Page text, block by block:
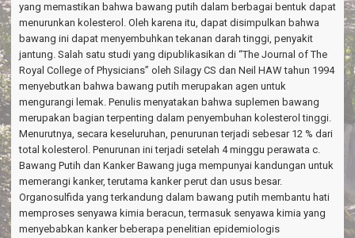
yang memastikan bahwa bawang putih dalam berbagai bentuk dapat
menurunkan kolesterol. Oleh karena itu, dapat disimpulkan bahwa
bawang ini dapat menyembuhkan tekanan darah tinggi, penyakit
jantung. Salah satu studi yang dipublikasikan di “The Journal of The
Royal College of Physicians” oleh Silagy CS dan Neil HAW tahun 1994
menyebutkan bahwa bawang putih merupakan agen untuk
mengurangi lemak. Penulis menyatakan bahwa suplemen bawang
merupakan bagian terpenting dalam penyembuhan kolesterol tinggi.
Menurutnya, secara keseluruhan, penurunan terjadi sebesar 12 % dari
total kolesterol. Penurunan ini terjadi setelah 4 minggu perawata c.
Bawang Putih dan Kanker Bawang juga mempunyai kandungan untuk
memerangi kanker, terutama kanker perut dan usus besar.
Organosulfida yang terkandung dalam bawang putih membantu hati
memproses senyawa kimia beracun, termasuk senyawa kimia yang
menyebabkan kanker beberapa penelitian epidemiologis